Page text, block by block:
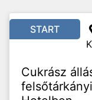
START
Cukrász